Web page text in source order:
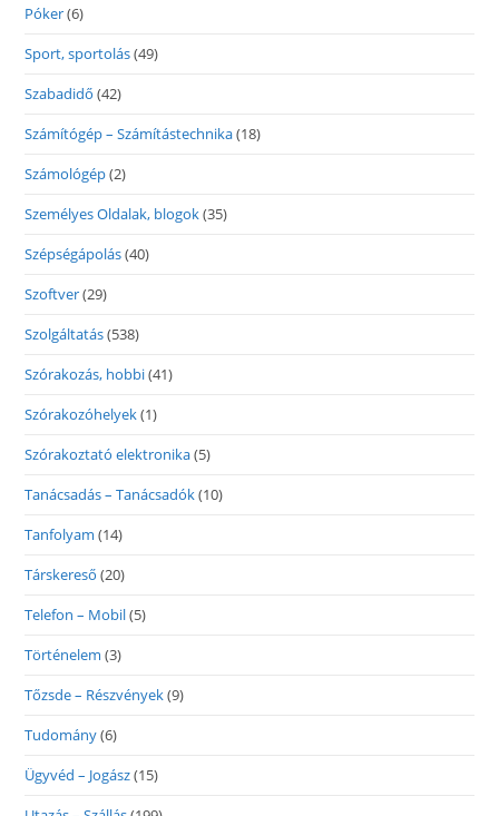
Póker(6)
Sport, sportolás(49)
Szabadidő (42)
Számítógép – Számítástechnika(18)
Számológép(2)
Személyes Oldalak, blogok(35)
Szépségápolás(40)
Szoftver(29)
Szolgáltatás(538)
Szórakozás, hobbi(41)
Szórakozóhelyek(1)
Szórakoztató elektronika(5)
Tanácsadás – Tanácsadók(10)
Tanfolyam (14)
Társkereső (20)
Telefon – Mobil(5)
Történelem (3)
Tőzsde – Részvények(9)
Tudomány(6)
Ügyvéd – Jogász(15)